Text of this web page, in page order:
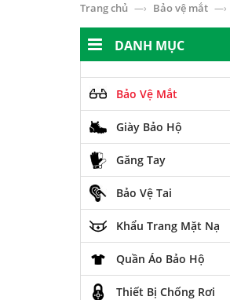
Trang chủ —› Bảo vệ mắt —›
DANH MỤC
Bảo Vệ Mắt
Giày Bảo Hộ
Găng Tay
Bảo Vệ Tai
Khẩu Trang Mặt Nạ
Quần Áo Bảo Hộ
Thiết Bị Chống Rơi